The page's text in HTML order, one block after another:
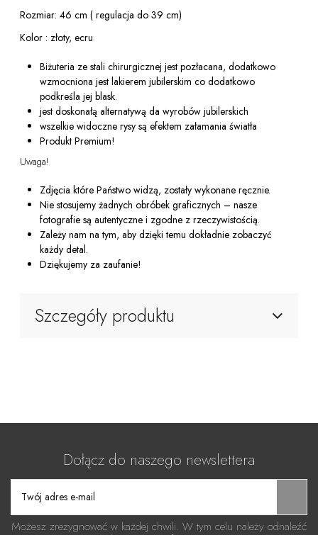
Rozmiar: 46 cm ( regulacja do 39 cm)
Kolor : złoty, ecru
Biżuteria ze stali chirurgicznej jest pozłacana, dodatkowo
wzmocniona jest lakierem jubilerskim co dodatkowo
podkreśla jej blask.
jest doskonałą alternatywą da wyrobów jubilerskich
wszelkie widoczne rysy są efektem załamania światła
Produkt Premium!
Uwaga!
Zdjęcia które Państwo widzą, zostały wykonane ręcznie.
Nie stosujemy żadnych obróbek graficznych – nasze
fotografie są autentyczne i zgodne z rzeczywistością.
Zależy nam na tym, aby dzięki temu dokładnie zobaczyć
każdy detal.
Dziękujemy za zaufanie!
Szczegóły produktu
Dołącz do naszego newslettera
Możesz zrezygnować w każdej chwili. W tym celu należy odnaleźć